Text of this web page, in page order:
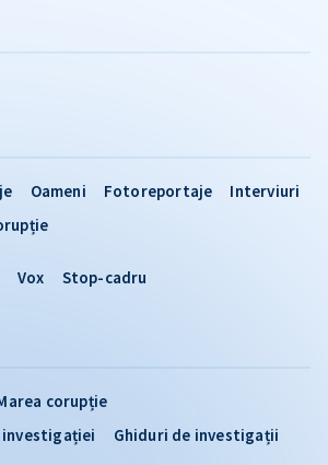
corupție
Ghiduri de investigații
Oameni Fotoreportaje
Interviuri
Vox Stop-cadru